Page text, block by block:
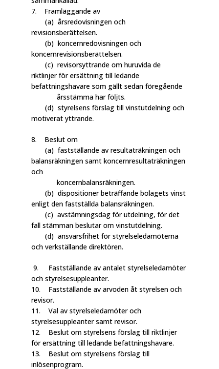
7. Framläggande av
(a) årsredovisningen och
revisionsberättelsen.
(b) koncernredovisningen och
koncernrevisionsberättelsen.
(c) revisorsyttrande om huruvida de
riktlinjer för ersättning till ledande
befattningshavare som gällt sedan föregående
årsstämma har följts.
(d) styrelsens förslag till vinstutdelning och
motiverat yttrande.
8. Beslut om
(a) fastställande av resultaträkningen och
balansräkningen samt koncernresultaträkningen
och
koncernbalansräkningen.
(b) dispositioner beträffande bolagets vinst
enligt den fastställda balansräkningen.
(c) avstämningsdag för utdelning, för det
fall stämman beslutar om vinstutdelning.
(d) ansvarsfrihet för styrelseledamöterna
och verkställande direktören.
9. Fastställande av antalet styrelseledamöter
och styrelsesuppleanter.
10. Fastställande av arvoden åt styrelsen och
revisor.
11. Val av styrelseledamöter och
styrelsesuppleanter samt revisor.
12. Beslut om styrelsens förslag till riktlinjer
för ersättning till ledande befattningshavare.
13. Beslut om styrelsens förslag till
inlösenprogram.